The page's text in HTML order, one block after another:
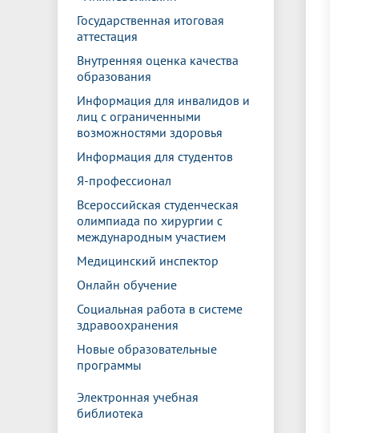
Государственная итоговая
аттестация
Внутренняя оценка качества
образования
Информация для инвалидов и
лиц с ограниченными
возможностями здоровья
Информация для студентов
Я-профессионал
Всероссийская студенческая
олимпиада по хирургии с
международным участием
Медицинский инспектор
Онлайн обучение
Социальная работа в системе
здравоохранения
Новые образовательные
программы
Электронная учебная
библиотека